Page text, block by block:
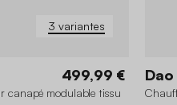
3 variantes
499,99 €
canapé modulable tissu
Dao